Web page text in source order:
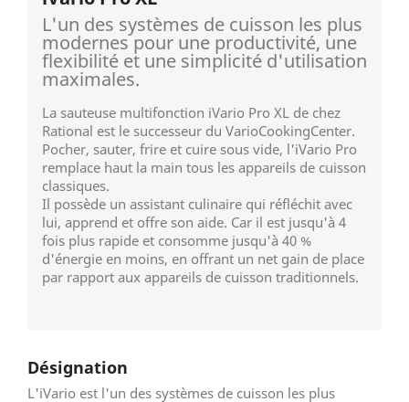
L'un des systèmes de cuisson les plus
modernes pour une productivité, une
flexibilité et une simplicité d'utilisation
maximales.
La sauteuse multifonction iVario Pro XL de chez
Rational est le successeur du VarioCookingCenter.
Pocher, sauter, frire et cuire sous vide, l'iVario Pro
remplace haut la main tous les appareils de cuisson
classiques.
Il possède un assistant culinaire qui réfléchit avec
lui, apprend et offre son aide. Car il est jusqu'à 4
fois plus rapide et consomme jusqu'à 40 %
d'énergie en moins, en offrant un net gain de place
par rapport aux appareils de cuisson traditionnels.
Désignation
L'iVario est l'un des systèmes de cuisson les plus